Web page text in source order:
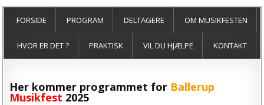
FORSIDE PROGRAM DELTAGERE OM MUSIKFESTEN
HVOR ER DET ? PRAKTISK VIL DU HJÆLPE KONTAKT
Her kommer programmet for Ballerup
Musikfest 2025